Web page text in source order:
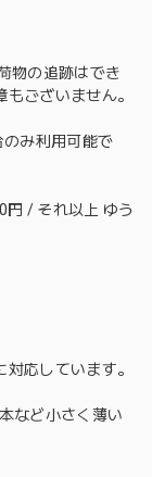
物の追跡はでき
ございません。
み利用可能で
/ それ以上 ゆう
応しています。
など小さく薄い